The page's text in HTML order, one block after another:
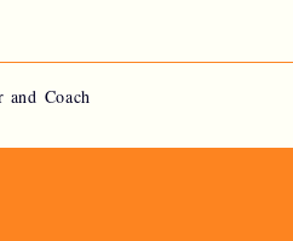
and Coach